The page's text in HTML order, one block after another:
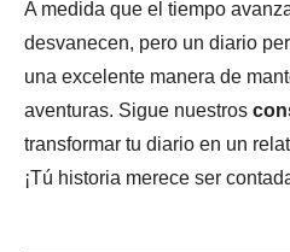
A medida que el tiempo
desvanecen, pero un diario
una excelente manera de
aventuras. Sigue nuestros
transformar tu diario en un
¡Tú historia merece ser